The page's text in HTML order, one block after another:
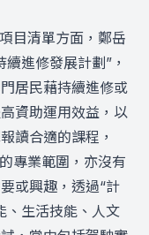
目清單方面，鄭岳
進修發展計劃”，
居民藉持續進修或
資助運用效益，以
讀合適的課程，
專業範圍，亦沒有
或興趣，透過“計
、生活技能、人文